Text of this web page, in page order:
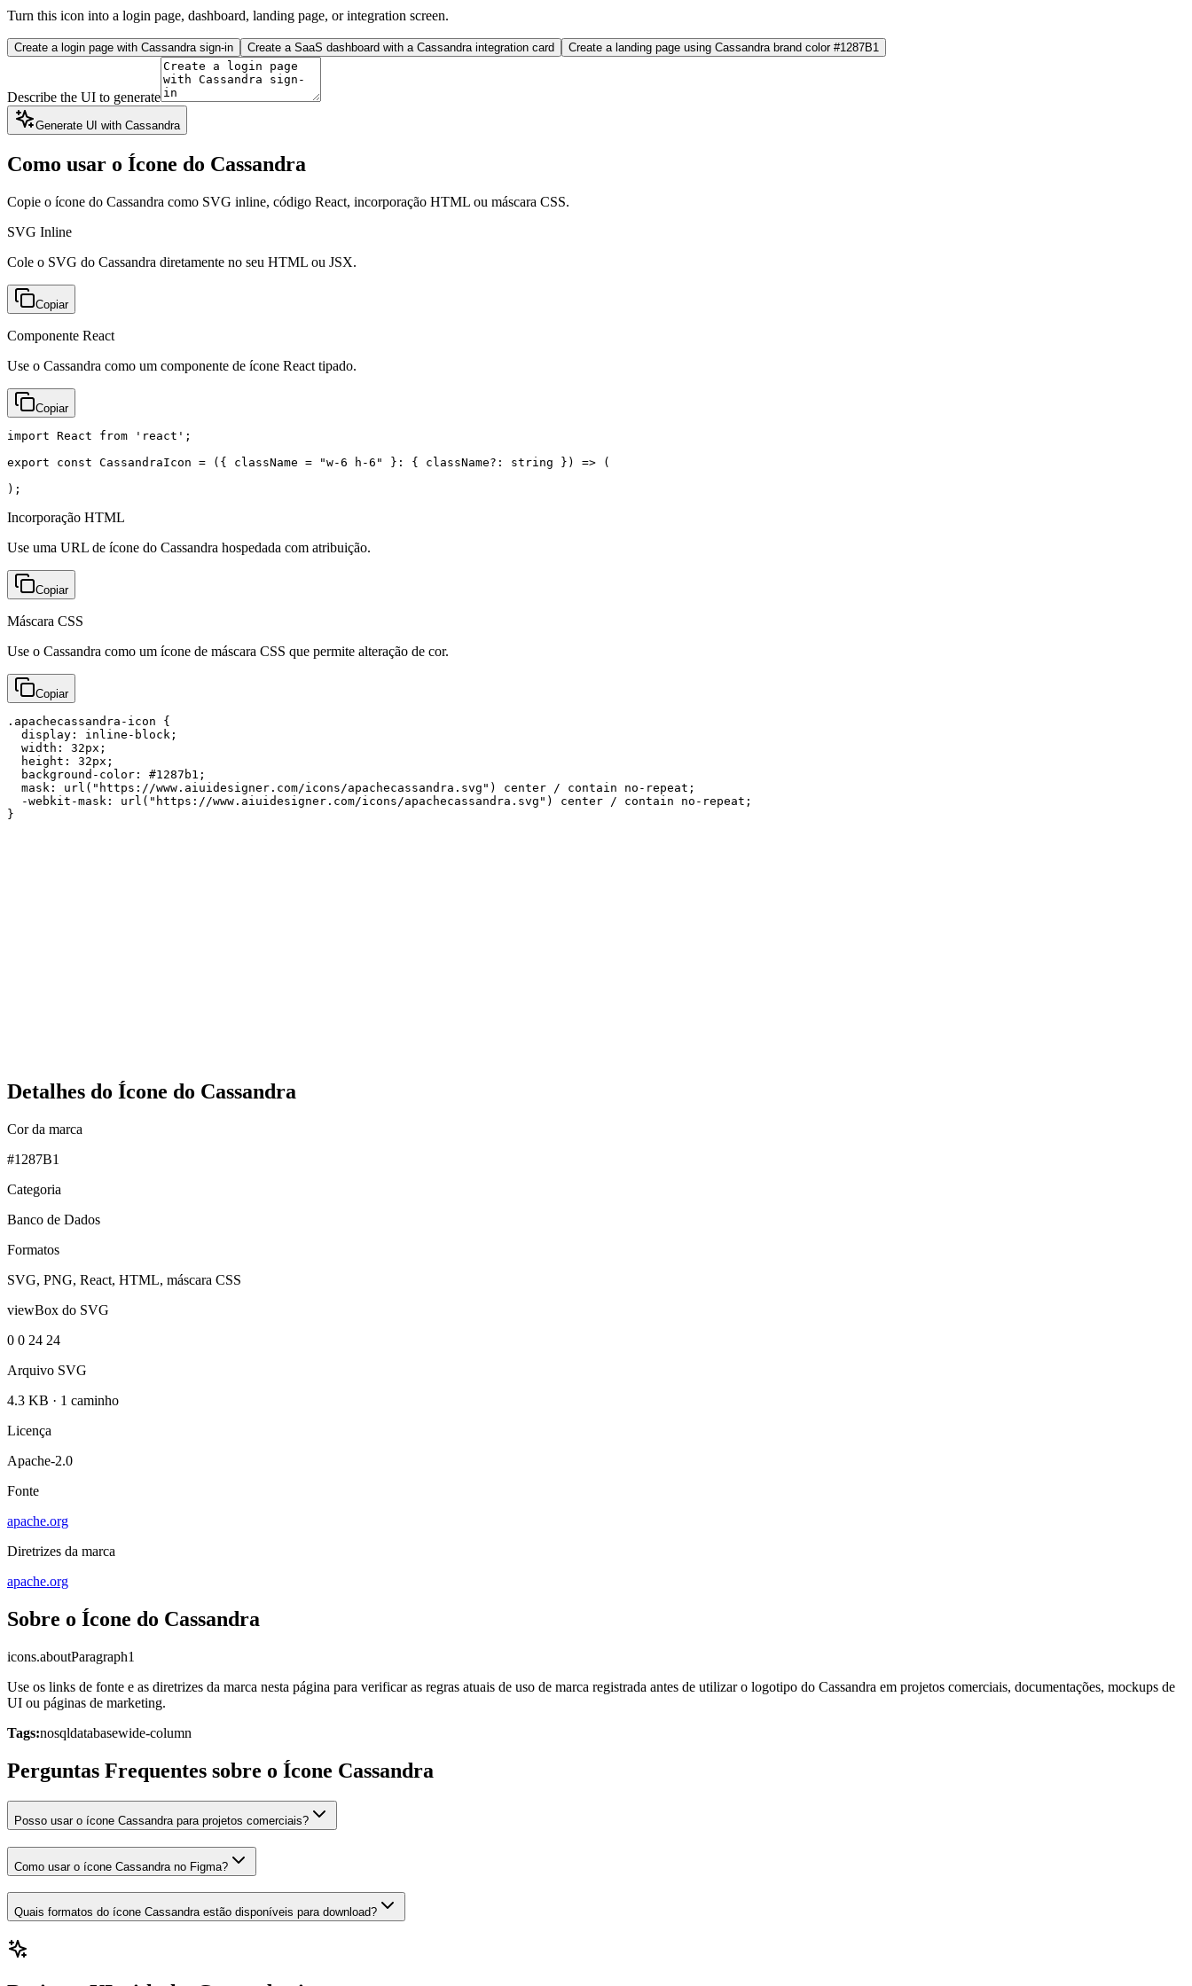
Turn this icon into a login page, dashboard, landing page, or integration screen.
Create a login page with Cassandra sign-in Create a SaaS dashboard with a Cassandra integration card Create a landing page using Cassandra brand color #1287B1
Describe the UI to generate
Generate UI with Cassandra
Como usar o Ícone do Cassandra
Copie o ícone do Cassandra como SVG inline, código React, incorporação HTML ou máscara CSS.
SVG Inline
Cole o SVG do Cassandra diretamente no seu HTML ou JSX.
Copiar
Componente React
Use o Cassandra como um componente de ícone React tipado.
Copiar
import React from 'react';
export const CassandraIcon = ({ className = "w-6 h-6" }: { className?: string }) => (
);
Incorporação HTML
Use uma URL de ícone do Cassandra hospedada com atribuição.
Copiar
Máscara CSS
Use o Cassandra como um ícone de máscara CSS que permite alteração de cor.
Copiar
.apachecassandra-icon {
  display: inline-block;
  width: 32px;
  height: 32px;
  background-color: #1287b1;
  mask: url("https://www.aiuidesigner.com/icons/apachecassandra.svg") center / contain no-repeat;
  -webkit-mask: url("https://www.aiuidesigner.com/icons/apachecassandra.svg") center / contain no-repeat;
}
Detalhes do Ícone do Cassandra
Cor da marca
#1287B1
Categoria
Banco de Dados
Formatos
SVG, PNG, React, HTML, máscara CSS
viewBox do SVG
0 0 24 24
Arquivo SVG
4.3 KB · 1 caminho
Licença
Apache-2.0
Fonte
apache.org
Diretrizes da marca
apache.org
Sobre o Ícone do Cassandra
icons.aboutParagraph1
Use os links de fonte e as diretrizes da marca nesta página para verificar as regras atuais de uso de marca registrada antes de utilizar o logotipo do Cassandra em projetos comerciais, documentações, mockups de
UI ou páginas de marketing.
Tags:nosqldatabasewide-column
Perguntas Frequentes sobre o Ícone Cassandra
Posso usar o ícone Cassandra para projetos comerciais?
Como usar o ícone Cassandra no Figma?
Quais formatos do ícone Cassandra estão disponíveis para download?